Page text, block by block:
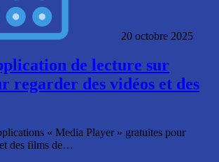
20 octobre 2025
de lecture sur
regarder des vidéos et des
« Media Player » gratuites pour
des films de…